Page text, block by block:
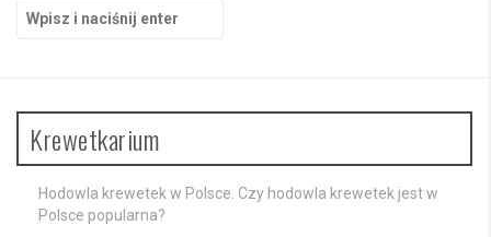
Krewetkarium
Hodowla krewetek w Polsce. Czy hodowla krewetek jest w
Polsce popularna?